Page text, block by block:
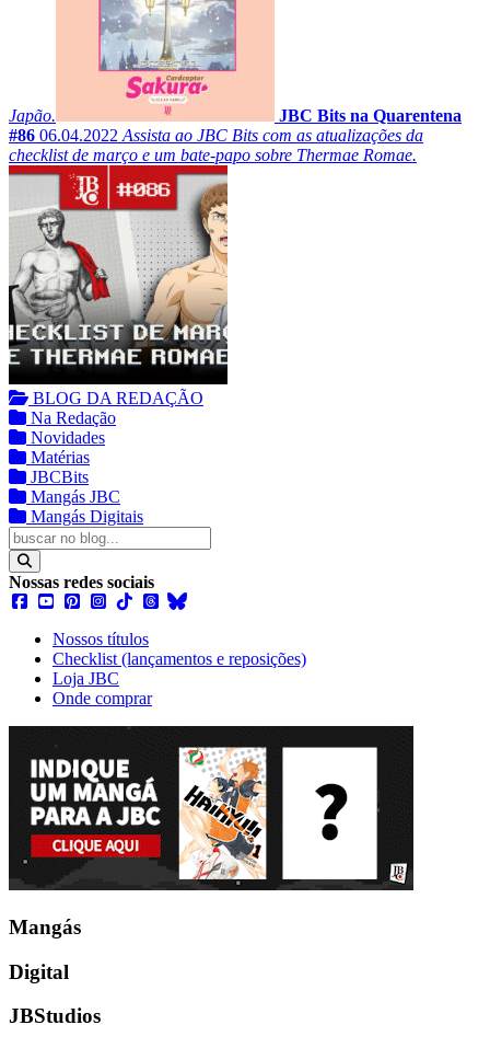
Japão.
JBC Bits na Quarentena
#86 06.04.2022 Assista ao JBC Bits com as atualizações da
checklist de março e um bate-papo sobre Thermae Romae.
BLOG DA REDAÇÃO
Na Redação
Novidades
Matérias
JBCBits
Mangás JBC
Mangás Digitais
Nossas redes sociais
Nossos títulos
Checklist (lançamentos e reposições)
Loja JBC
Onde comprar
Mangás
Digital
JBStudios